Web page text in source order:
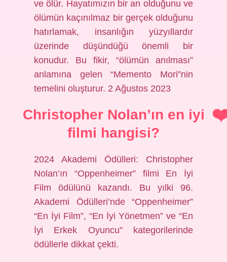
ve ölür. Hayatımızın bir an olduğunu ve
ölümün kaçınılmaz bir gerçek olduğunu
hatırlamak, insanlığın yüzyıllardır
üzerinde düşündüğü önemli bir
konudur. Bu fikir, “ölümün anılması”
anlamına gelen “Memento Mori”nin
temelini oluşturur. 2 Ağustos 2023
Christopher Nolan’ın en iyi
filmi hangisi?
2024 Akademi Ödülleri: Christopher
Nolan’ın “Oppenheimer” filmi En İyi
Film ödülünü kazandı. Bu yılki 96.
Akademi Ödülleri’nde “Oppenheimer”
“En İyi Film”, “En İyi Yönetmen” ve “En
İyi Erkek Oyuncu” kategorilerinde
ödüllerle dikkat çekti.